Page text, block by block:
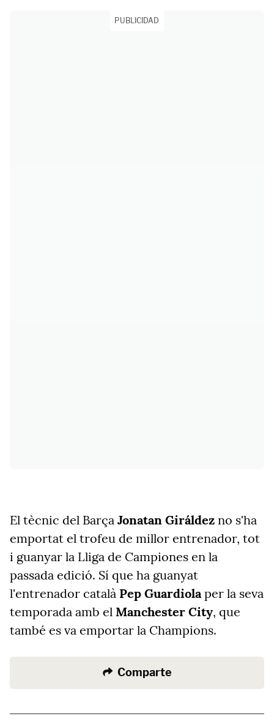
PUBLICIDAD
El tècnic del Barça Jonatan Giráldez no s'ha
emportat el trofeu de millor entrenador, tot
i guanyar la Lliga de Campiones en la
passada edició. Sí que ha guanyat
l'entrenador català Pep Guardiolaper la seva
temporada amb el Manchester City, que
també es va emportar la Champions.
Comparte